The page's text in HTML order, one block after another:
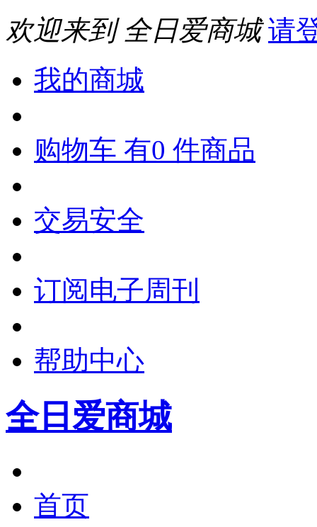
欢迎来到 全日爱商城 请
我的商城
购物车 有0 件商品
交易安全
订阅电子周刊
帮助中心
全日爱商城
首页